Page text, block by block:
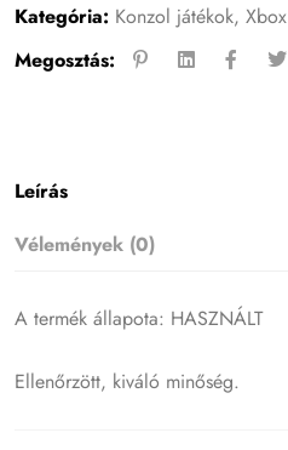
Kategória: Konzol játékok,
Megosztás:
Leírás
Vélemények (0)
A termék állapota: HASZNÁLT
Ellenőrzött, kiváló minőség.